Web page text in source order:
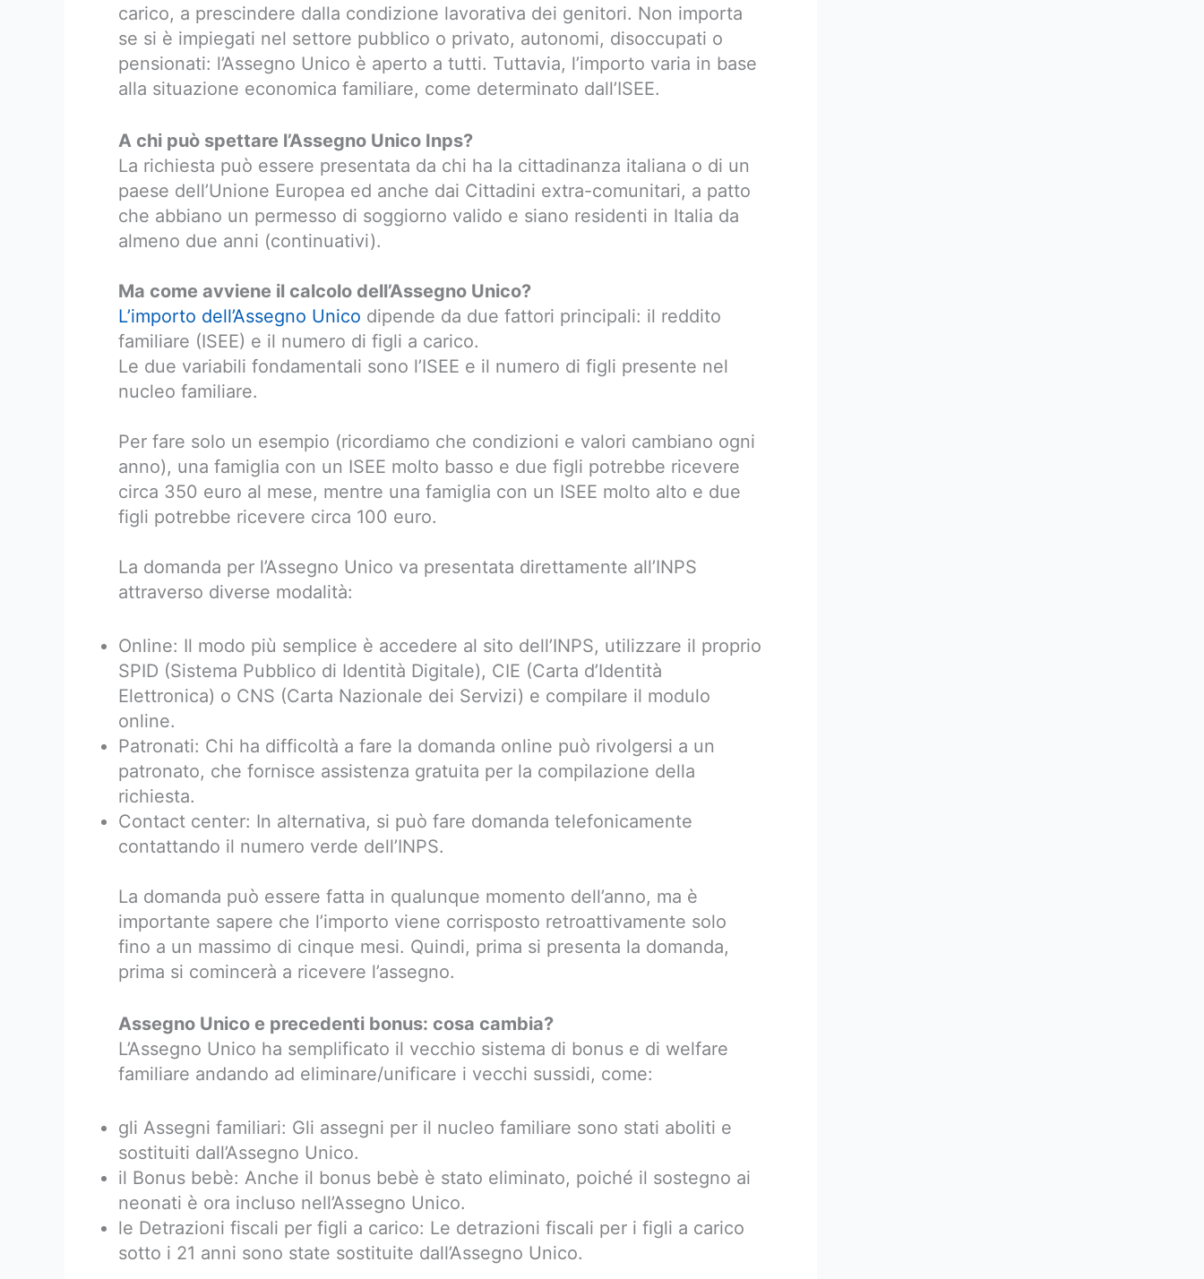
carico, a prescindere dalla condizione lavorativa dei genitori. Non importa
se si è impiegati nel settore pubblico o privato, autonomi, disoccupati o
pensionati: l’Assegno Unico è aperto a tutti. Tuttavia, l’importo varia in base
alla situazione economica familiare, come determinato dall’ISEE.
A chi può spettare l’Assegno Unico Inps?
La richiesta può essere presentata da chi ha la cittadinanza italiana o di un
paese dell’Unione Europea ed anche dai Cittadini extra-comunitari, a patto
che abbiano un permesso di soggiorno valido e siano residenti in Italia da
almeno due anni (continuativi).
Ma come avviene il calcolo dell’Assegno Unico?
L’importo dell’Assegno Unico dipende da due fattori principali: il reddito
familiare (ISEE) e il numero di figli a carico.
Le due variabili fondamentali sono l’ISEE e il numero di figli presente nel
nucleo familiare.
Per fare solo un esempio (ricordiamo che condizioni e valori cambiano ogni
anno), una famiglia con un ISEE molto basso e due figli potrebbe ricevere
circa 350 euro al mese, mentre una famiglia con un ISEE molto alto e due
figli potrebbe ricevere circa 100 euro.
La domanda per l’Assegno Unico va presentata direttamente all’INPS
attraverso diverse modalità:
Online: Il modo più semplice è accedere al sito dell’INPS, utilizzare il proprio
SPID (Sistema Pubblico di Identità Digitale), CIE (Carta d’Identità
Elettronica) o CNS (Carta Nazionale dei Servizi) e compilare il modulo
online.
Patronati: Chi ha difficoltà a fare la domanda online può rivolgersi a un
patronato, che fornisce assistenza gratuita per la compilazione della
richiesta.
Contact center: In alternativa, si può fare domanda telefonicamente
contattando il numero verde dell’INPS.
La domanda può essere fatta in qualunque momento dell’anno, ma è
importante sapere che l’importo viene corrisposto retroattivamente solo
fino a un massimo di cinque mesi. Quindi, prima si presenta la domanda,
prima si comincerà a ricevere l’assegno.
Assegno Unico e precedenti bonus: cosa cambia?
L’Assegno Unico ha semplificato il vecchio sistema di bonus e di welfare
familiare andando ad eliminare/unificare i vecchi sussidi, come:
gli Assegni familiari: Gli assegni per il nucleo familiare sono stati aboliti e
sostituiti dall’Assegno Unico.
il Bonus bebè: Anche il bonus bebè è stato eliminato, poiché il sostegno ai
neonati è ora incluso nell’Assegno Unico.
le Detrazioni fiscali per figli a carico: Le detrazioni fiscali per i figli a carico
sotto i 21 anni sono state sostituite dall’Assegno Unico.